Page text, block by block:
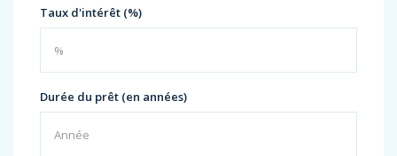
Taux d'intérêt (%)
Durée du prêt (en années)